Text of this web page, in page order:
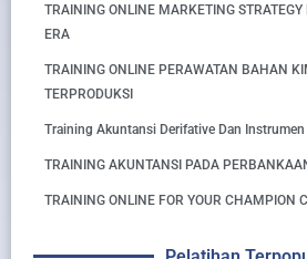
TRAINING ONLINE MARKETING STRATEGY
ERA
TRAINING ONLINE PERAWATAN BAHAN
TERPRODUKSI
Training Akuntansi Derifative Dan
TRAINING AKUNTANSI PADA
TRAINING ONLINE FOR YOUR CHAMPION